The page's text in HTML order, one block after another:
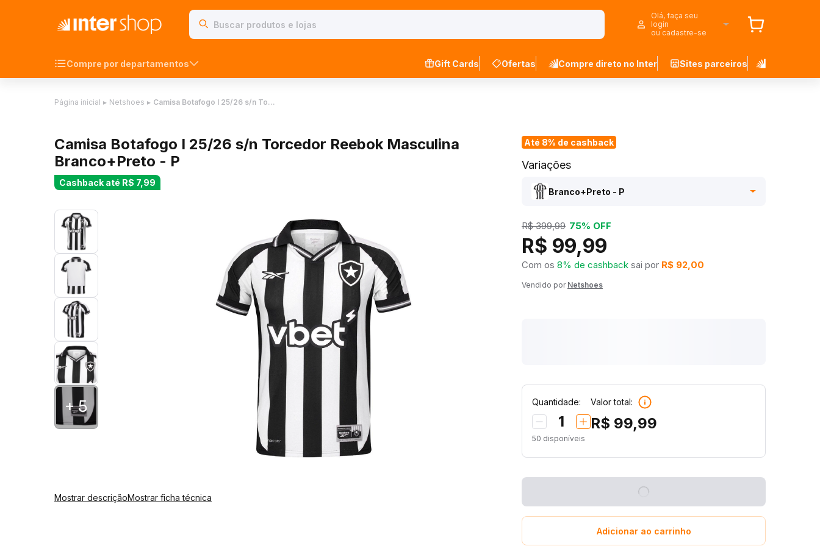
Olá, faça seu
login
ou cadastre-se
Compre por departamentos Gift Cards Ofertas Compre direto no Inter Sites parceiros
Página inicial ▸ Netshoes ▸ Camisa Botafogo I 25/26 s/n To…
Camisa Botafogo I 25/26 s/n Torcedor Reebok Masculina
Branco+Preto - P
Cashback até R$ 7,99
+ 5
Mostrar descriçãoMostrar ficha técnica
Até 8% de cashback
Variações
Branco+Preto - P
R$ 399,99 75% OFF
R$ 99,99
Com os 8% de cashback sai por R$ 92,00
Vendido por Netshoes
Quantidade:
1
50 disponíveis
Valor total:
R$ 99,99
Adicionar ao carrinho